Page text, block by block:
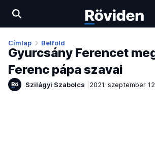
Címlap Belföld
Gyurcsány Ferencet
Ferenc pápa szavai
Szilágyi Szabolcs 2021. szeptember